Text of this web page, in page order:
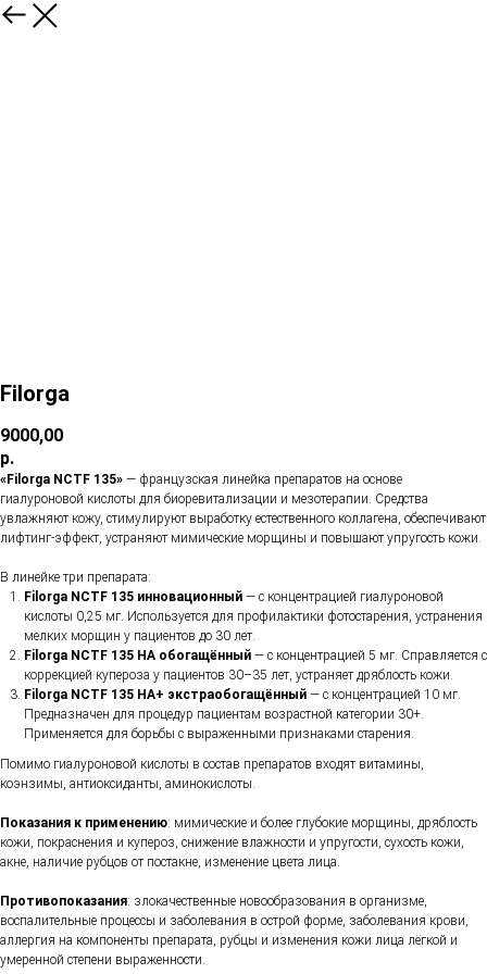
Filorga
9000,00
р.
«Filorga NCTF 135» — французская линейка препаратов на основе
гиалуроновой кислоты для биоревитализации и мезотерапии. Средства
увлажняют кожу, стимулируют выработку естественного коллагена, обеспечивают
лифтинг-эффект, устраняют мимические морщины и повышают упругость кожи.
В линейке три препарата:
Filorga NCTF 135 инновационный — с концентрацией гиалуроновой
кислоты 0,25 мг. Используется для профилактики фотостарения, устранения
мелких морщин у пациентов до 30 лет.
Filorga NCTF 135 HA обогащённый — с концентрацией 5 мг. Справляется с
коррекцией купероза у пациентов 30–35 лет, устраняет дряблость кожи.
Filorga NCTF 135 HA+ экстраобогащённый — с концентрацией 10 мг.
Предназначен для процедур пациентам возрастной категории 30+.
Применяется для борьбы с выраженными признаками старения.
Помимо гиалуроновой кислоты в состав препаратов входят витамины,
коэнзимы, антиоксиданты, аминокислоты.
Показания к применению: мимические и более глубокие морщины, дряблость
кожи, покраснения и купероз, снижение влажности и упругости, сухость кожи,
акне, наличие рубцов от постакне, изменение цвета лица.
Противопоказания: злокачественные новообразования в организме,
воспалительные процессы и заболевания в острой форме, заболевания крови,
аллергия на компоненты препарата, рубцы и изменения кожи лица лёгкой и
умеренной степени выраженности.